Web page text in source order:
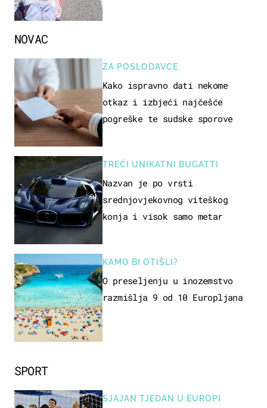
SPORT
SJAJAN TJEDAN U EUROPI
NOVAC
ZA POSLODAVCE
Kako ispravno dati nekome
otkaz i izbjeći najčešće
pogreške te sudske sporove
TREĆI UNIKATNI BUGATTI
Nazvan je po vrsti
srednjovjekovnog viteškog
konja i visok samo metar
KAMO BI OTIŠLI?
O preseljenju u inozemstvo
razmišlja 9 od 10 Europljana